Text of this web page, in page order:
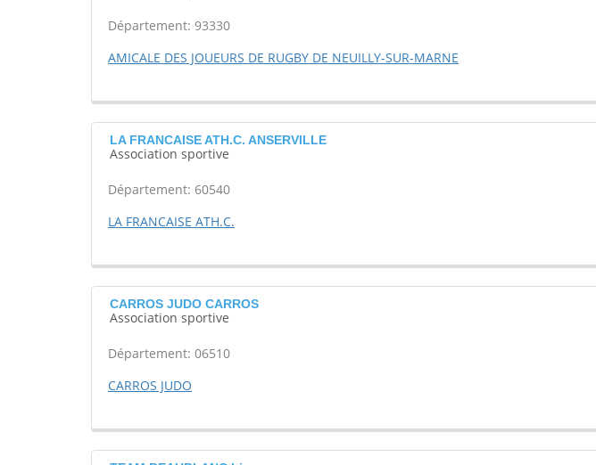
Département: 93330
AMICALE DES JOUEURS DE RUGBY DE NEUILLY-SUR-MARNE
LA FRANCAISE ATH.C. ANSERVILLE
Association sportive
Département: 60540
LA FRANCAISE ATH.C.
CARROS JUDO CARROS
Association sportive
Département: 06510
CARROS JUDO